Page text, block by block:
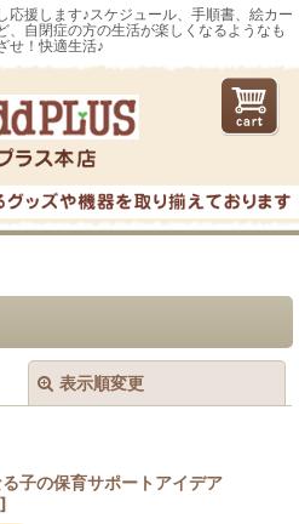
応援します♪スケジュール、手順書、絵カー
、自閉症の方の生活が楽しくなるようなも
せ！快適生活♪
表示順変更
子の保育サポートアイデア
]